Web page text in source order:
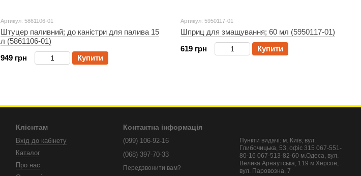
Артикул: 5861106-01
Штуцер паливний; до каністри для палива 15
л (5861106-01)
949 грн
Купити
Артикул: 5950117-01
Шприц для змащування; 60 мл (5950117-01)
619 грн
Купити
Клієнтам
Вхід до кабінету
Каталог
Про нас
Контактна інформація
(099) 106-92-16
(068) 397-70-33
Передзвонити вам?
Пункти видачі: м. Київ, вул.
Глибочицька, 53, офіс 315 067-551-
80-16 067-513-82-60 м.Одеса, вул.
Велика Арнаутська, 119 м.Херсон,
вул. Паровозна, 7